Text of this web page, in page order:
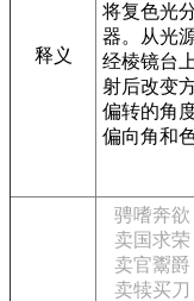
释义
将复色光
器。从光
经棱镜台
射后改变
偏转的角
偏向角和
骋嗜奔欲
卖国求荣
卖官鬻爵
卖犊买刀